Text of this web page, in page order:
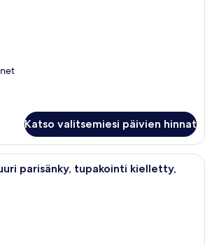
Katso valitsemiesi päivien hinnat
Moderni hotellihuone, jossa on
parisänky, tupakointi kielletty,